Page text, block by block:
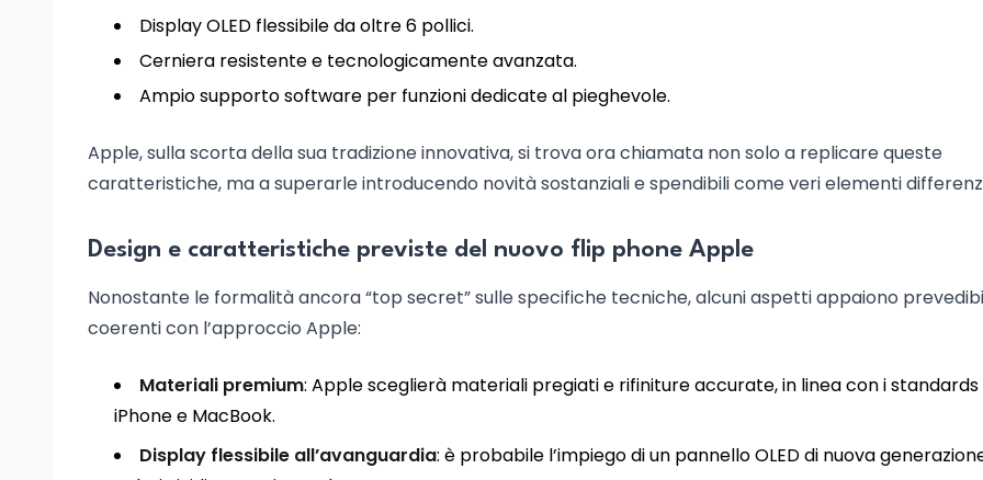
Display OLED flessibile da oltre 6 pollici.
Cerniera resistente e tecnologicamente avanzata.
Ampio supporto software per funzioni dedicate al pieghevole.
Apple, sulla scorta della sua tradizione innovativa, si trova ora chiamata non solo a replicare queste
caratteristiche, ma a superarle introducendo novità sostanziali e spendibili come veri elementi
Design e caratteristiche previste del nuovo flip phone Apple
Nonostante le formalità ancora “top secret” sulle specifiche tecniche, alcuni aspetti appaiono
coerenti con l’approccio Apple:
Materiali premium: Apple sceglierà materiali pregiati e rifiniture accurate, in linea con i standards
iPhone e MacBook.
Display flessibile all’avanguardia: è probabile l’impiego di un pannello OLED di nuova